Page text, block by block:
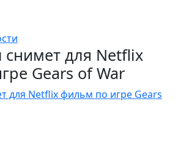
снимет для Netflix
Gears of War
для Netflix фильм по игре Gears